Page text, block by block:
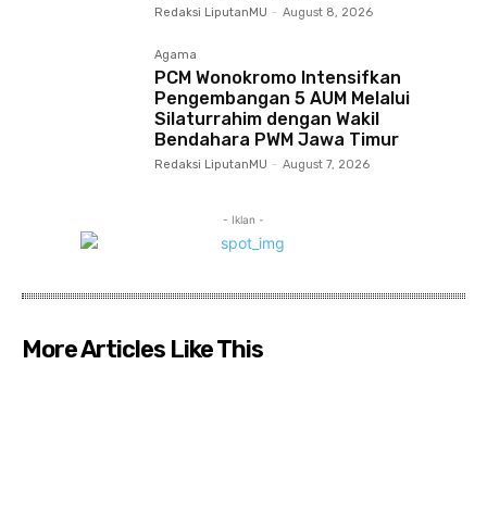
Redaksi LiputanMU - August 8, 2026
Agama
PCM Wonokromo Intensifkan
Pengembangan 5 AUM Melalui
Silaturrahim dengan Wakil
Bendahara PWM Jawa Timur
Redaksi LiputanMU - August 7, 2026
- Iklan -
More Articles Like This